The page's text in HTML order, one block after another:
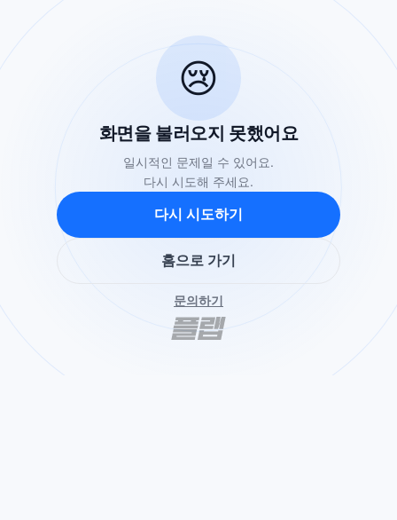
😢
화면을 불러오지 못했어요
일시적인 문제일 수 있어요.
다시 시도해 주세요.
다시 시도하기
홈으로 가기
문의하기